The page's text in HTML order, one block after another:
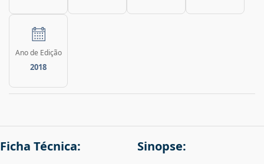
Ano de Edição
2018
Ficha Técnica: Sinopse: